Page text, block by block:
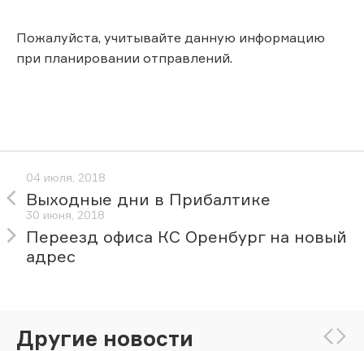
Пожалуйста, учитывайте данную информацию
при планировании отправлений.
04 июля, 2018
Выходные дни в Прибалтике
30 июня, 2018
Переезд офиса КС Оренбург на новый
адрес
Другие новости